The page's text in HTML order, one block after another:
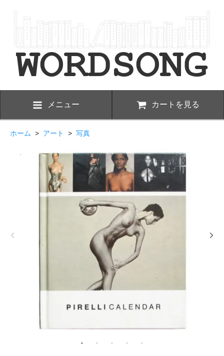
メニュー カートを見る
ホーム > アート > 写真